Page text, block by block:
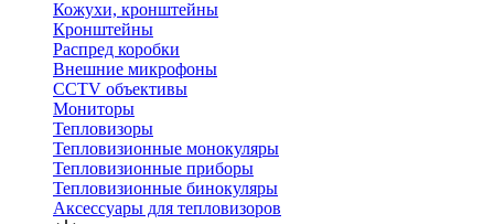
Кожухи, кронштейны
Кронштейны
Распред коробки
Внешние микрофоны
CCTV объективы
Мониторы
Тепловизоры
Тепловизионные монокуляры
Тепловизионные приборы
Тепловизионные бинокуляры
Аксессуары для тепловизоров